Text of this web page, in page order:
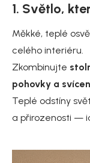
1. Světlo,
Měkké, teplé
celého interiéru.
Zkombinujte
pohovky a
Teplé odstíny
a přirozenosti —